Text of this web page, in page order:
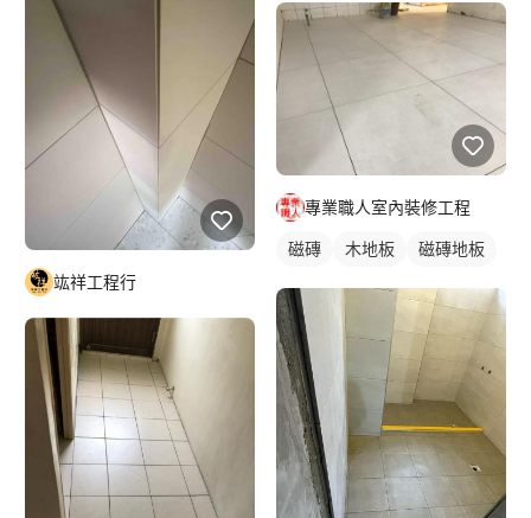
竑祥工程行
專業職人室內裝修工程
磁磚 木地板 磁磚地板